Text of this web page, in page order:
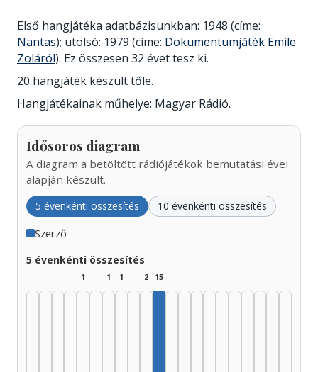
Első hangjátéka adatbázisunkban: 1948 (címe:
Nantas); utolsó: 1979 (címe: Dokumentumjáték Emile
Zoláról). Ez összesen 32 évet tesz ki.
20 hangjáték készült tőle.
Hangjátékainak műhelye: Magyar Rádió.
Idősoros diagram
A diagram a betöltött rádiójátékok bemutatási évei
alapján készült.
5 évenkénti összesítés 10 évenkénti összesítés
Szerző
5 évenkénti összesítés
1 1 1 2 15